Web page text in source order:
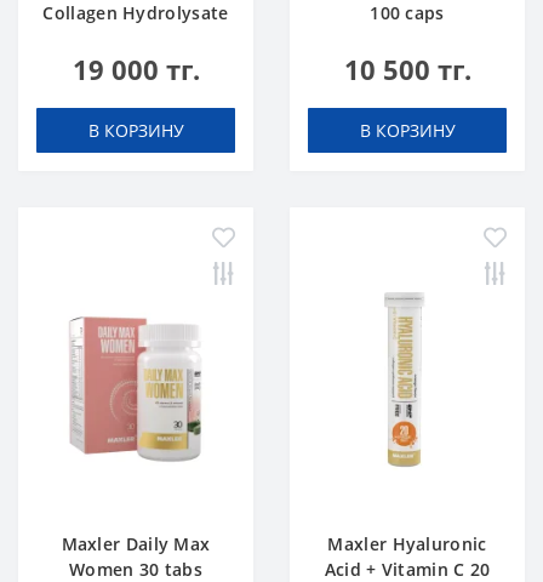
Collagen Hydrolysate
19 000 тг.
В КОРЗИНУ
100 caps
10 500 тг.
В КОРЗИНУ
Maxler Daily Max
Women 30 tabs
Maxler Hyaluronic
Acid + Vitamin C 20